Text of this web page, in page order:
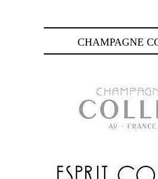
CHAMPAGNE